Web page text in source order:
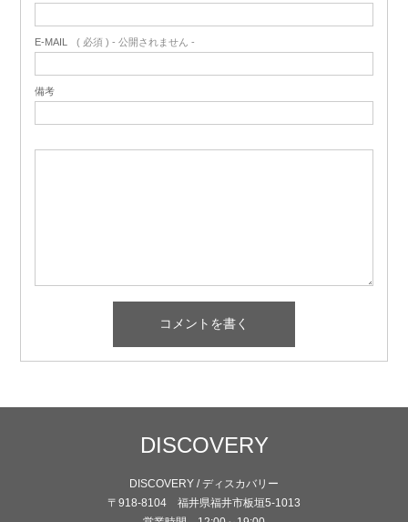
E-MAIL ( 必須 ) - 公開されません -
備考
DISCOVERY
DISCOVERY / ディスカバリー
〒918-8104 福井県福井市板垣5-1013